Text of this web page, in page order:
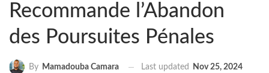
Recommande l’Abandon
des Poursuites Pénales
By Mamadouba Camara Last updated Nov 25, 2024